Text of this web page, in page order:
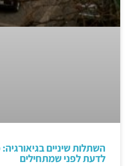
השתלות שיניים
לדעת לפני שמתחילים